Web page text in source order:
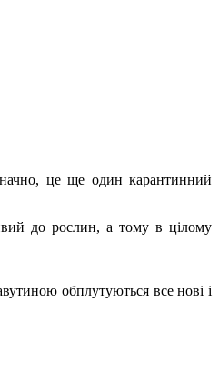
це ще один карантинний
до рослин, а тому в цілому
обплутуються все нові і